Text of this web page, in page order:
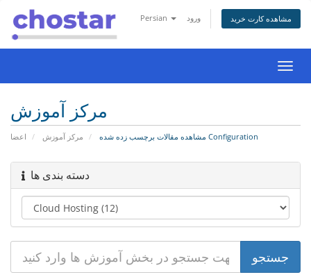
Persian ورود مشاهده کارت خرید
تغییر
مرکز آموزش
اعضا مرکز آموزش مشاهده مقالات برچسب زده شده Configuration
دسته بندی ها